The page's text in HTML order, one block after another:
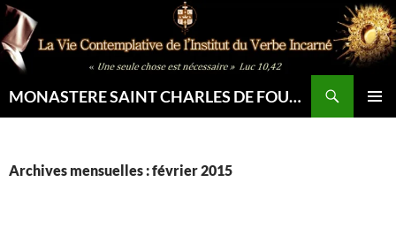
Aller
au
contenu
MONASTERE SAINT CHARLES DE FOUCAULD
Archives mensuelles : février 2015